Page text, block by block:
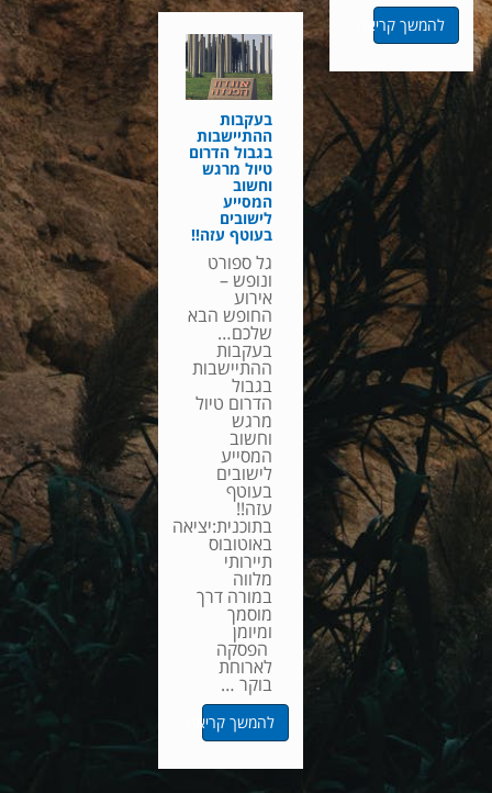
להמשך קריאה
בעקבות
ההתיישבות
בגבול הדרום
טיול מרגש
וחשוב
המסייע
לישובים
בעוטף עזה!!
גל ספורט
ונופש –
אירוע
החופש הבא
שלכם…
בעקבות
ההתיישבות
בגבול
הדרום טיול
מרגש
וחשוב
המסייע
לישובים
בעוטף
עזה!!
בתוכנית:יציאה
באוטובוס
תיירותי
מלווה
במורה דרך
מוסמך
ומיומן
הפסקה
לארוחת
בוקר …
להמשך קריאה